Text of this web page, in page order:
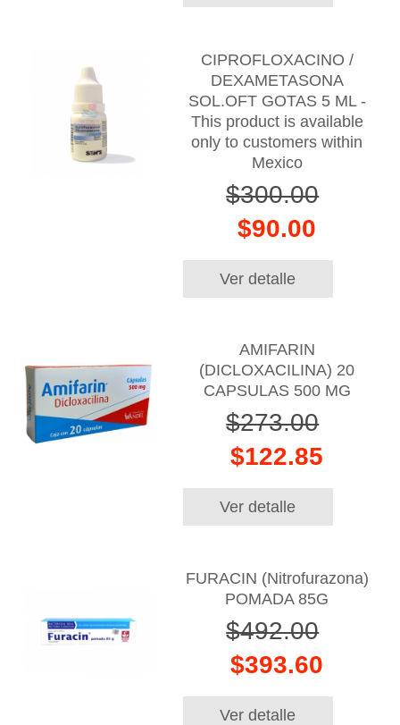
CIPROFLOXACINO /
DEXAMETASONA
SOL.OFT GOTAS 5 ML -
This product is available
only to customers within
Mexico
$300.00
$90.00
Ver detalle
AMIFARIN
(DICLOXACILINA) 20
CAPSULAS 500 MG
$273.00
$122.85
Ver detalle
FURACIN (Nitrofurazona)
POMADA 85G
$492.00
$393.60
Ver detalle